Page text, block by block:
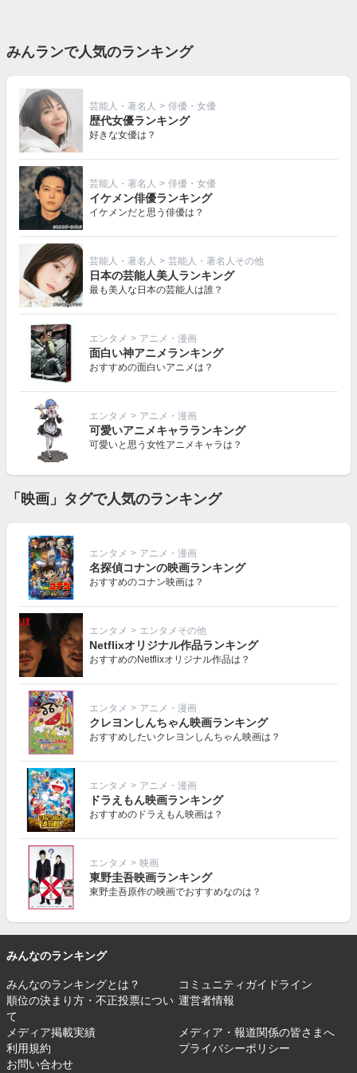
みんランで人気のランキング
芸能人・著名人 > 俳優・女優
歴代女優ランキング
好きな女優は？
芸能人・著名人 > 俳優・女優
イケメン俳優ランキング
イケメンだと思う俳優は？
芸能人・著名人 > 芸能人・著名人その他
日本の芸能人美人ランキング
最も美人な日本の芸能人は誰？
エンタメ > アニメ・漫画
面白い神アニメランキング
おすすめの面白いアニメは？
エンタメ > アニメ・漫画
可愛いアニメキャラランキング
可愛いと思う女性アニメキャラは？
「映画」タグで人気のランキング
エンタメ > アニメ・漫画
名探偵コナンの映画ランキング
おすすめのコナン映画は？
エンタメ > エンタメその他
Netflixオリジナル作品ランキング
おすすめのNetflixオリジナル作品は？
エンタメ > アニメ・漫画
クレヨンしんちゃん映画ランキング
おすすめしたいクレヨンしんちゃん映画は？
エンタメ > アニメ・漫画
ドラえもん映画ランキング
おすすめのドラえもん映画は？
エンタメ > 映画
東野圭吾映画ランキング
東野圭吾原作の映画でおすすめなのは？
みんなのランキング
みんなのランキングとは？
コミュニティガイドライン
順位の決まり方・不正投票につい
て
運営者情報
メディア掲載実績
メディア・報道関係の皆さまへ
利用規約
プライバシーポリシー
お問い合わせ